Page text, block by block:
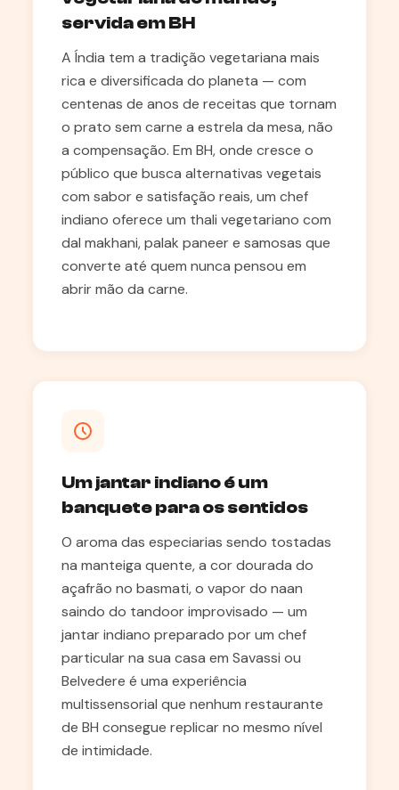
servida em BH
A Índia tem a tradição vegetariana mais
rica e diversificada do planeta — com
centenas de anos de receitas que tornam
o prato sem carne a estrela da mesa, não
a compensação. Em BH, onde cresce o
público que busca alternativas vegetais
com sabor e satisfação reais, um chef
indiano oferece um thali vegetariano com
dal makhani, palak paneer e samosas que
converte até quem nunca pensou em
abrir mão da carne.
Um jantar indiano é um
banquete para os sentidos
O aroma das especiarias sendo tostadas
na manteiga quente, a cor dourada do
açafrão no basmati, o vapor do naan
saindo do tandoor improvisado — um
jantar indiano preparado por um chef
particular na sua casa em Savassi ou
Belvedere é uma experiência
multissensorial que nenhum restaurante
de BH consegue replicar no mesmo nível
de intimidade.